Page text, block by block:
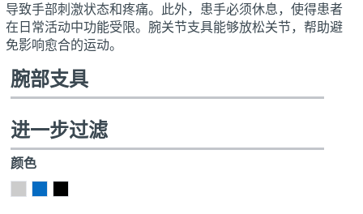
导致手部刺激状态和疼痛。此外，患手必须休息，使得患者
在日常活动中功能受限。腕关节支具能够放松关节，帮助避
免影响愈合的运动。
腕部支具
进一步过滤
颜色